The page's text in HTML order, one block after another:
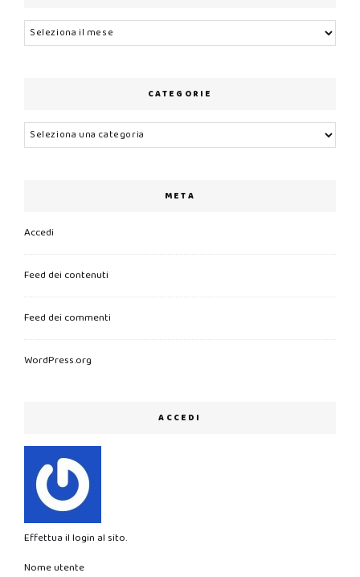
Archivi
CATEGORIE
Categorie
META
Accedi
Feed dei contenuti
Feed dei commenti
WordPress.org
ACCEDI
Effettua il login al sito.
Nome utente